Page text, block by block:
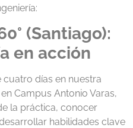
(Santiago):
en acción
cuatro días en nuestra
en Campus Antonio Varas,
la práctica, conocer
habilidades clave